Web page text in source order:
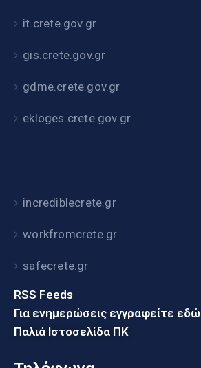
it.crete.gov.gr
gis.crete.gov.gr
gdme.crete.gov.gr
ekloges.crete.gov.gr
incrediblecrete.gr
workfromcrete.gr
safecrete.gr
RSS Feeds
Για ενημερώσεις εγγραφείτε εδώ
Παλιά Ιστοσελίδα ΠΚ